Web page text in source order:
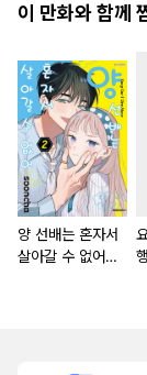
이 만화와 함께
양 선배는 혼자서
살아갈 수 없어